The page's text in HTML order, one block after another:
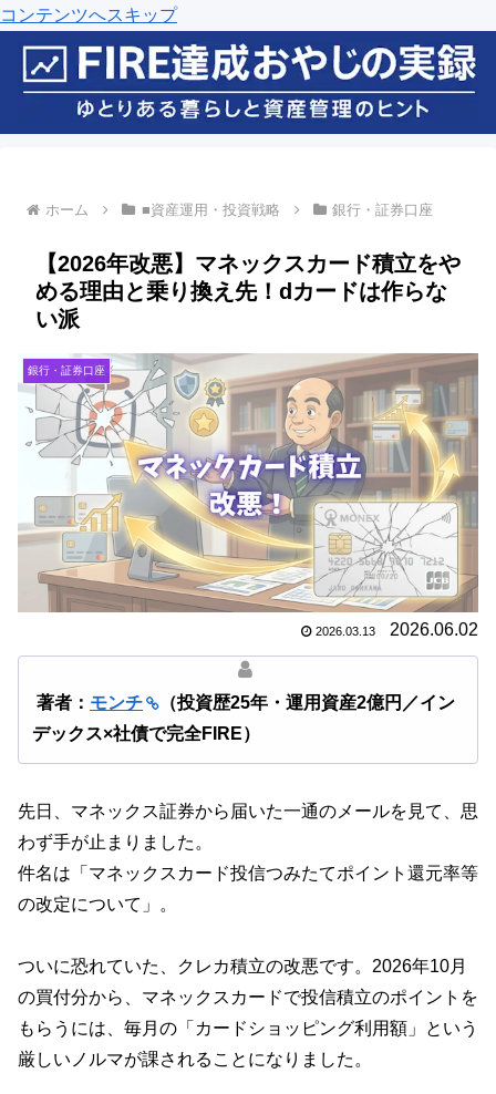
コンテンツへスキップ
ホーム ■資産運用・投資戦略 銀行・証券口座
【2026年改悪】マネックスカード積立をや
める理由と乗り換え先！dカードは作らな
い派
銀行・証券口座
2026.03.13 2026.06.02
著者： モンチ
（投資歴25年・運用資産2億円／イン
デックス×社債で完全FIRE）
先日、マネックス証券から届いた一通のメールを見て、思
わず手が止まりました。
件名は「マネックスカード投信つみたてポイント還元率等
の改定について」。
ついに恐れていた、クレカ積立の改悪です。2026年10月
の買付分から、マネックスカードで投信積立のポイントを
もらうには、毎月の「カードショッピング利用額」という
厳しいノルマが課されることになりました。